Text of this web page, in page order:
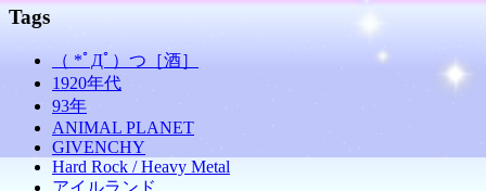
Tags
（ *ﾟДﾟ）つ［酒］
1920年代
93年
ANIMAL PLANET
GIVENCHY
Hard Rock / Heavy Metal
アイルランド